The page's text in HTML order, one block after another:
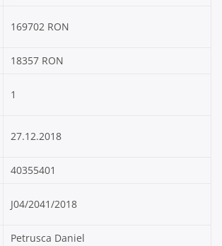
169702 RON
18357 RON
1
27.12.2018
40355401
J04/2041/2018
Petrusca Daniel